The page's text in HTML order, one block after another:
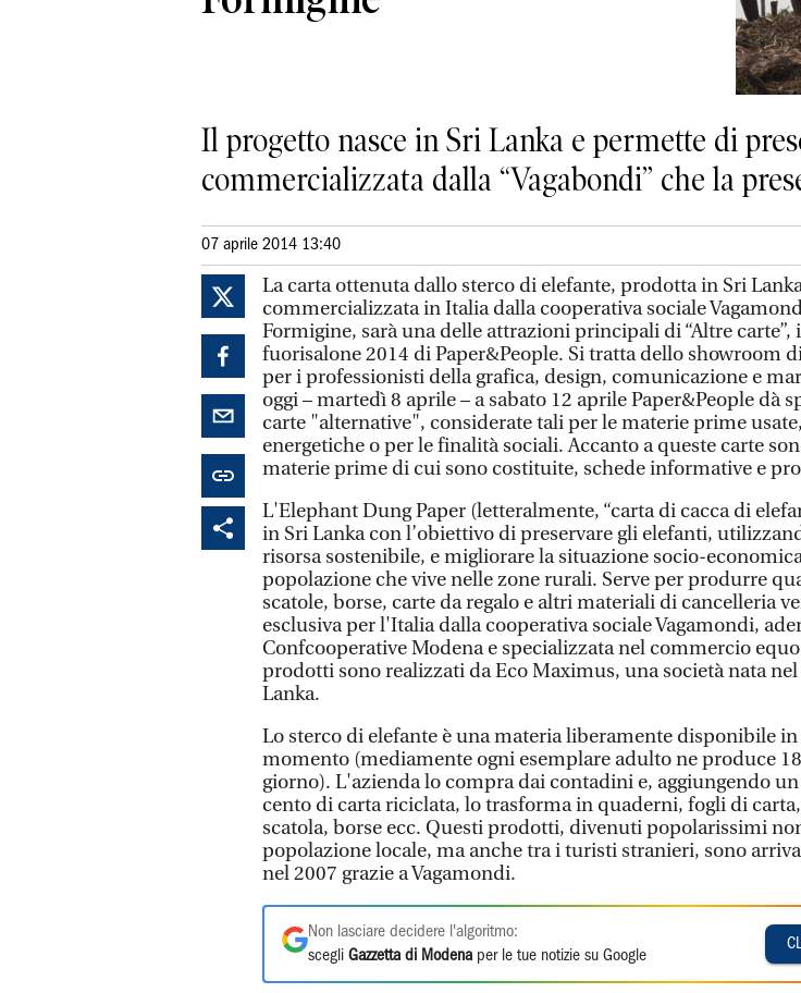
Il progetto nasce in Sri Lanka e permette di
commercializzata dalla “Vagabondi” che la
07 aprile 2014 13:40
La carta ottenuta dallo sterco di elefante, prodotta in Sri
commercializzata in Italia dalla cooperativa sociale
Formigine, sarà una delle attrazioni principali di “Altre carte”,
fuorisalone 2014 di Paper&People. Si tratta dello showroom
per i professionisti della grafica, design, comunicazione e
oggi – martedì 8 aprile – a sabato 12 aprile Paper&People dà
carte "alternative", considerate tali per le materie prime
energetiche o per le finalità sociali. Accanto a queste carte
materie prime di cui sono costituite, schede informative e
L'Elephant Dung Paper (letteralmente, “carta di cacca di
in Sri Lanka con l’obiettivo di preservare gli elefanti,
risorsa sostenibile, e migliorare la situazione socio-
popolazione che vive nelle zone rurali. Serve per produrre
scatole, borse, carte da regalo e altri materiali di cancelleria
esclusiva per l'Italia dalla cooperativa sociale Vagamondi,
Confcooperative Modena e specializzata nel commercio
prodotti sono realizzati da Eco Maximus, una società nata
Lanka.
Lo sterco di elefante è una materia liberamente disponibile
momento (mediamente ogni esemplare adulto ne produce
giorno). L'azienda lo compra dai contadini e, aggiungendo
cento di carta riciclata, lo trasforma in quaderni, fogli di
scatola, borse ecc. Questi prodotti, divenuti popolarissimi
popolazione locale, ma anche tra i turisti stranieri, sono
nel 2007 grazie a Vagamondi.
Non lasciare decidere l'algoritmo:
scegli Gazzetta di Modena per le tue notizie su Google